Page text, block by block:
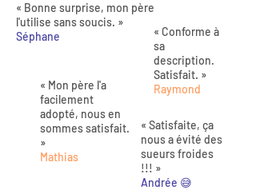
« Bonne surprise, mon père
l'utilise sans soucis. »
Séphane
« Mon père l'a
facilement
adopté, nous en
sommes satisfait.
»
Mathias
« Conforme à
sa
description.
Satisfait. »
Raymond
« Satisfaite, ça
nous a évité des
sueurs froides
!!! »
Andrée 😅